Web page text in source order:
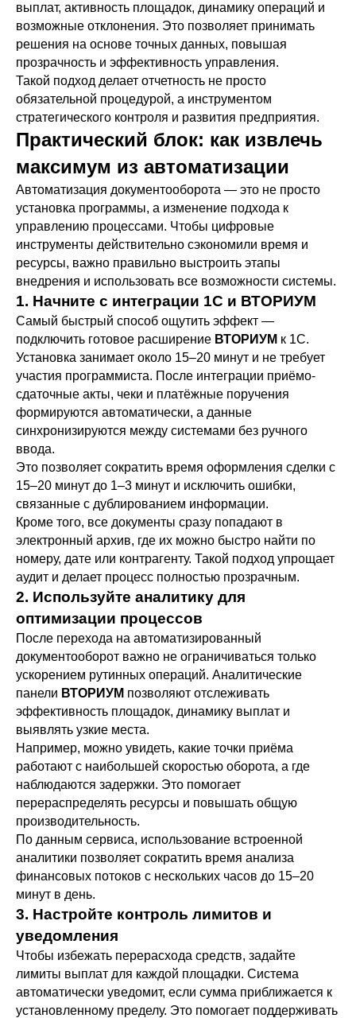
выплат, активность площадок, динамику операций и
возможные отклонения. Это позволяет принимать
решения на основе точных данных, повышая
прозрачность и эффективность управления.
Такой подход делает отчетность не просто
обязательной процедурой, а инструментом
стратегического контроля и развития предприятия.
Практический блок: как извлечь
максимум из автоматизации
Автоматизация документооборота — это не просто
установка программы, а изменение подхода к
управлению процессами. Чтобы цифровые
инструменты действительно сэкономили время и
ресурсы, важно правильно выстроить этапы
внедрения и использовать все возможности системы.
1. Начните с интеграции 1С и ВТОРИУМ
Самый быстрый способ ощутить эффект —
подключить готовое расширение ВТОРИУМ к 1С.
Установка занимает около 15–20 минут и не требует
участия программиста. После интеграции приёмо-
сдаточные акты, чеки и платёжные поручения
формируются автоматически, а данные
синхронизируются между системами без ручного
ввода.
Это позволяет сократить время оформления сделки с
15–20 минут до 1–3 минут и исключить ошибки,
связанные с дублированием информации.
Кроме того, все документы сразу попадают в
электронный архив, где их можно быстро найти по
номеру, дате или контрагенту. Такой подход упрощает
аудит и делает процесс полностью прозрачным.
2. Используйте аналитику для
оптимизации процессов
После перехода на автоматизированный
документооборот важно не ограничиваться только
ускорением рутинных операций. Аналитические
панели ВТОРИУМ позволяют отслеживать
эффективность площадок, динамику выплат и
выявлять узкие места.
Например, можно увидеть, какие точки приёма
работают с наибольшей скоростью оборота, а где
наблюдаются задержки. Это помогает
перераспределять ресурсы и повышать общую
производительность.
По данным сервиса, использование встроенной
аналитики позволяет сократить время анализа
финансовых потоков с нескольких часов до 15–20
минут в день.
3. Настройте контроль лимитов и
уведомления
Чтобы избежать перерасхода средств, задайте
лимиты выплат для каждой площадки. Система
автоматически уведомит, если сумма приближается к
установленному пределу. Это помогает поддерживать